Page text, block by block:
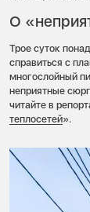
О
Трое суток
справиться с
многослойный
неприятные
читайте в
теплосетей».